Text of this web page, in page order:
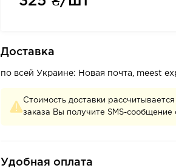
Доставка
по всей Украине: Новая почта, meest
Стоимость доставки
заказа Вы получите SMS-сообщение
Удобная оплата